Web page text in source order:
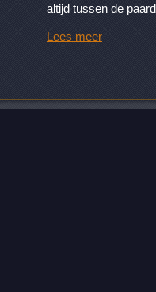
altijd tussen de
Lees meer